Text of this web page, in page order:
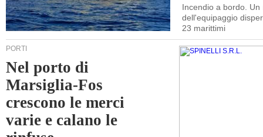
Incendio a bordo. Un
dell'equipaggio
23 marittimi
PORTI
Nel porto di
Marsiglia-Fos
crescono le merci
varie e calano le